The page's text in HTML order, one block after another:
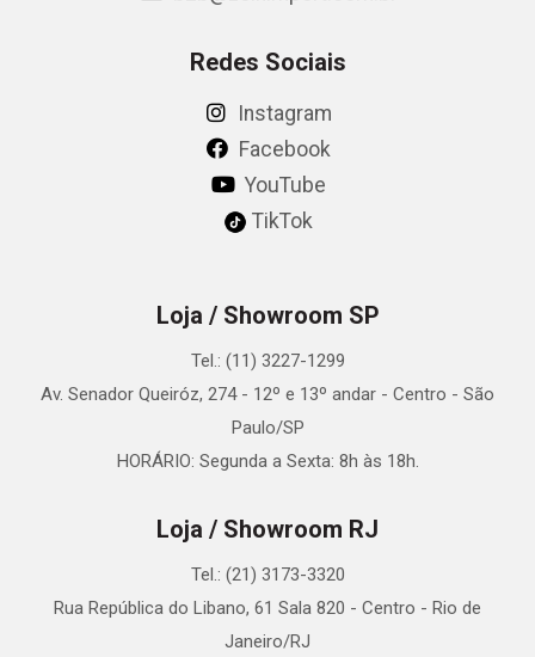
Redes Sociais
Instagram
Facebook
YouTube
TikTok
Loja / Showroom SP
Tel.: (11) 3227-1299
Av. Senador Queiróz, 274 - 12º e 13º andar - Centro - São
Paulo/SP
HORÁRIO: Segunda a Sexta: 8h às 18h.
Loja / Showroom RJ
Tel.: (21) 3173-3320
Rua República do Libano, 61 Sala 820 - Centro - Rio de
Janeiro/RJ